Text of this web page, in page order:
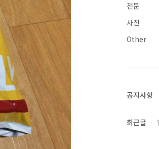
천문
사진
Other
공지사항
최근글